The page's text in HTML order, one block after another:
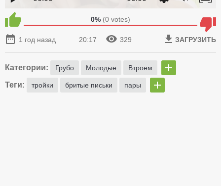
0% (0 votes)
1 год назад 20:17 329 ЗАГРУЗИТЬ
Категории: Грубо Молодые Втроем
Теги: тройки бритые письки пары